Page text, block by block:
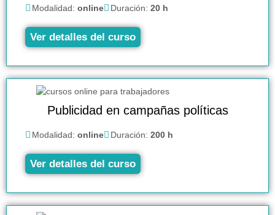
Modalidad: online Duración: 20 h
Ver detalles del curso
Publicidad en campañas políticas
Modalidad: online Duración: 200 h
Ver detalles del curso